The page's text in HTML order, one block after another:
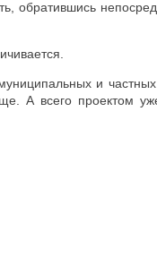
обратившись
и частных
А всего проектом